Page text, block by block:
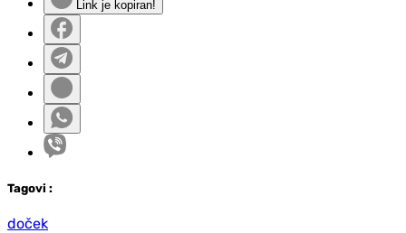
Link je kopiran!
Tagovi :
doček